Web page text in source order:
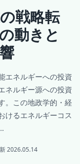
戦略転
動きと
エネルギーへの投資
ネルギー源への投資
。この地政学的・経
けるエネルギーコス
2026.05.14